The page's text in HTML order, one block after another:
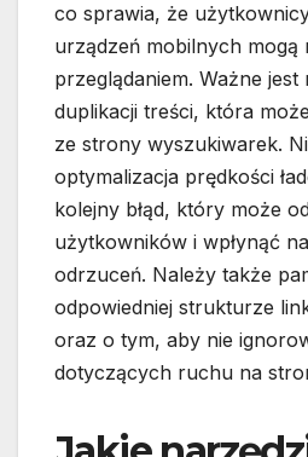
co sprawia, że
urządzeń mobilnych mogą
przeglądaniem. Ważne
duplikacji treści, która
ze strony wyszukiwarek.
optymalizacja prędkości
kolejny błąd, który może
użytkowników i wpłynąć
odrzuceń. Należy także
odpowiedniej strukturze
oraz o tym, aby nie
dotyczących ruchu na